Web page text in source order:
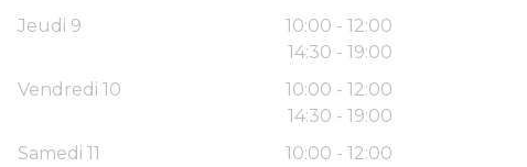
Jeudi 9
10:00 - 12:00
14:30 - 19:00
Vendredi 10
10:00 - 12:00
14:30 - 19:00
Samedi 11
10:00 - 12:00